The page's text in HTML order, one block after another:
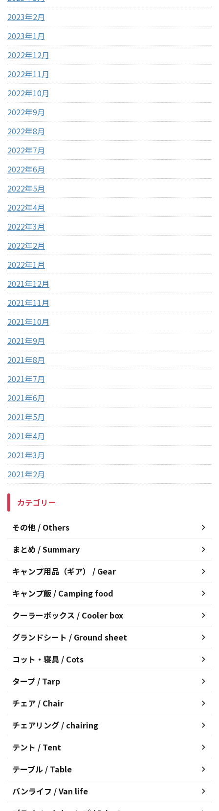
2023年2月
2023年1月
2022年12月
2022年11月
2022年10月
2022年9月
2022年8月
2022年7月
2022年6月
2022年5月
2022年4月
2022年3月
2022年2月
2022年1月
2021年12月
2021年11月
2021年10月
2021年9月
2021年8月
2021年7月
2021年6月
2021年5月
2021年4月
2021年3月
2021年2月
カテゴリー
その他 / Others
まとめ / Summary
キャンプ用品（ギア） / Gear
キャンプ飯 / Camping food
クーラーボックス / Cooler box
グランドシート / Ground sheet
コット・寝具 / Cots
タープ / Tarp
チェア / Chair
チェアリング / chairing
テント / Tent
テーブル / Table
バンライフ / Van life